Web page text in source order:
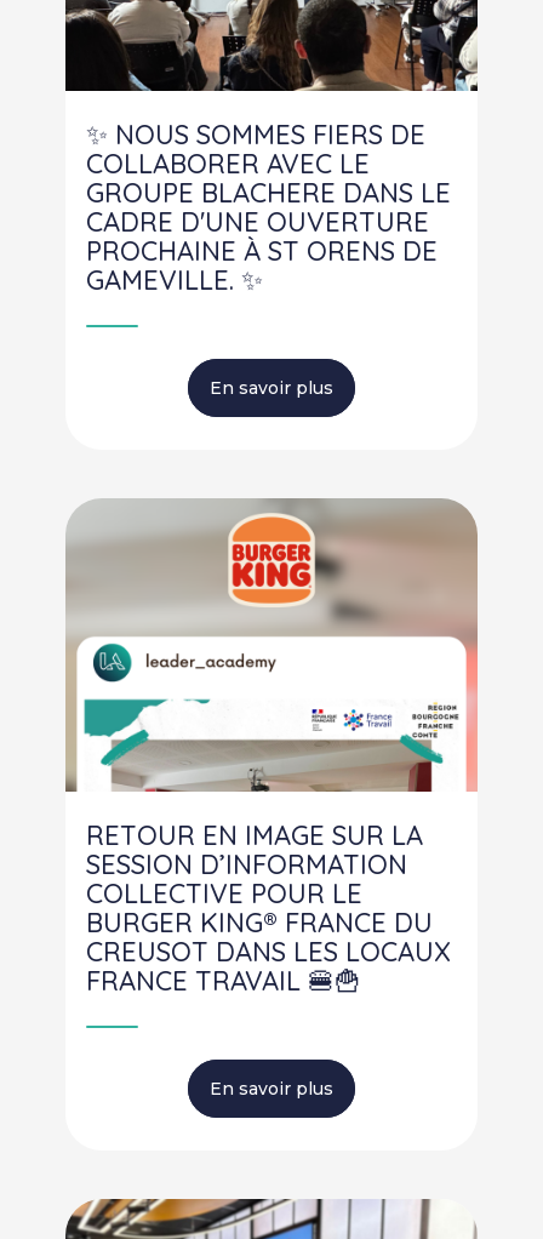
✨ NOUS SOMMES FIERS DE
COLLABORER AVEC LE
GROUPE BLACHERE DANS LE
CADRE D'UNE OUVERTURE
PROCHAINE À ST ORENS DE
GAMEVILLE. ✨
En savoir plus
RETOUR EN IMAGE SUR LA
SESSION D’INFORMATION
COLLECTIVE POUR LE
BURGER KING® FRANCE DU
CREUSOT DANS LES LOCAUX
FRANCE TRAVAIL 🍔🍟
En savoir plus